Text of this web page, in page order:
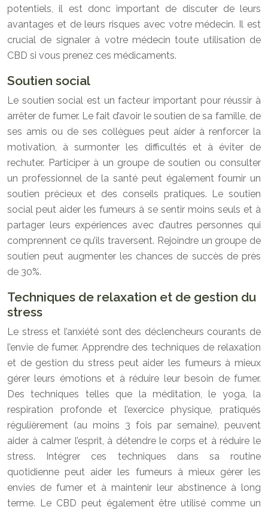
potentiels, il est donc important de discuter de leurs
avantages et de leurs risques avec votre médecin. Il est
crucial de signaler à votre médecin toute utilisation de
CBD si vous prenez ces médicaments.
Soutien social
Le soutien social est un facteur important pour réussir à
arrêter de fumer. Le fait d’avoir le soutien de sa famille, de
ses amis ou de ses collègues peut aider à renforcer la
motivation, à surmonter les difficultés et à éviter de
rechuter. Participer à un groupe de soutien ou consulter
un professionnel de la santé peut également fournir un
soutien précieux et des conseils pratiques. Le soutien
social peut aider les fumeurs à se sentir moins seuls et à
partager leurs expériences avec d’autres personnes qui
comprennent ce qu’ils traversent. Rejoindre un groupe de
soutien peut augmenter les chances de succès de près
de 30%.
Techniques de relaxation et de gestion du
stress
Le stress et l’anxiété sont des déclencheurs courants de
l’envie de fumer. Apprendre des techniques de relaxation
et de gestion du stress peut aider les fumeurs à mieux
gérer leurs émotions et à réduire leur besoin de fumer.
Des techniques telles que la méditation, le yoga, la
respiration profonde et l’exercice physique, pratiqués
régulièrement (au moins 3 fois par semaine), peuvent
aider à calmer l’esprit, à détendre le corps et à réduire le
stress. Intégrer ces techniques dans sa routine
quotidienne peut aider les fumeurs à mieux gérer les
envies de fumer et à maintenir leur abstinence à long
terme. Le CBD peut également être utilisé comme un